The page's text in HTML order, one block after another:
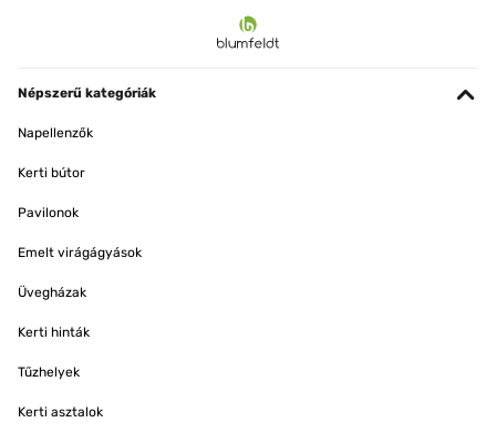
Népszerű kategóriák
Napellenzők
Kerti bútor
Pavilonok
Emelt virágágyások
Üvegházak
Kerti hinták
Tűzhelyek
Kerti asztalok